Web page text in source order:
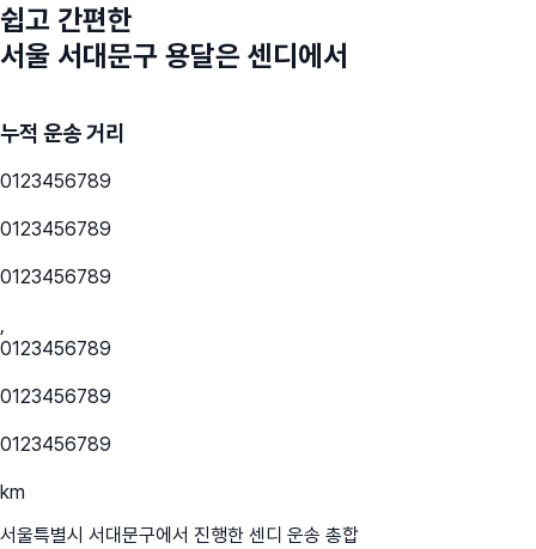
쉽고 간편한
서울 서대문구 용달은 센디에서
누적 운송 거리
0123456789
0123456789
0123456789
,
0123456789
0123456789
0123456789
km
서울특별시 서대문구에서 진행한 센디 운송 총합